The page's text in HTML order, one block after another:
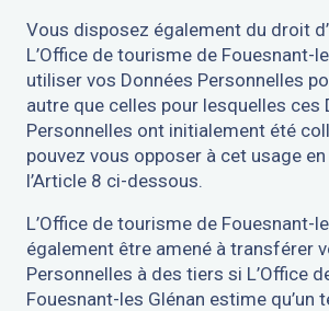
Vous disposez également du droit
L’Office de tourisme de Fouesnant-
utiliser vos Données Personnelles
autre que celles pour lesquelles ces
Personnelles ont initialement été
pouvez vous opposer à cet usage
l’Article 8 ci-dessous.
L’Office de tourisme de Fouesnant-
également être amené à transférer
Personnelles à des tiers si L’Office
Fouesnant-les Glénan estime qu’un